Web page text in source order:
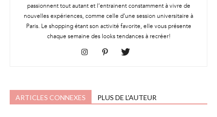
passionnent tout autant et l’entrainent constamment à vivre de
nouvelles expériences, comme celle d’une session universitaire à
Paris. Le shopping étant son activité favorite, elle vous présente
chaque semaine des looks tendances à recréer!
ARTICLES CONNEXES PLUS DE L'AUTEUR